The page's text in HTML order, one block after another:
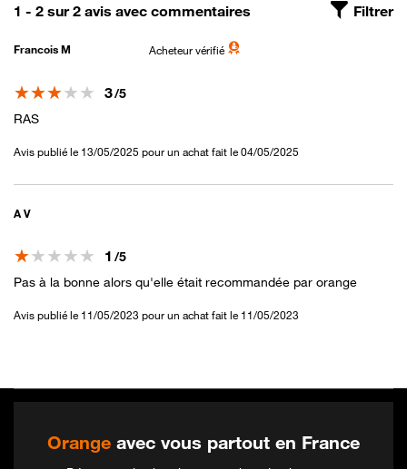
1 - 2 sur 2 avis avec commentaires Filtrer
Francois M Acheteur vérifié
Note
3/5
RAS
Avis publié le 13/05/2025 pour un achat fait le 04/05/2025
A V
Note
1 /5
Pas à la bonne alors qu'elle était recommandée par orange
Avis publié le 11/05/2023 pour un achat fait le 11/05/2023